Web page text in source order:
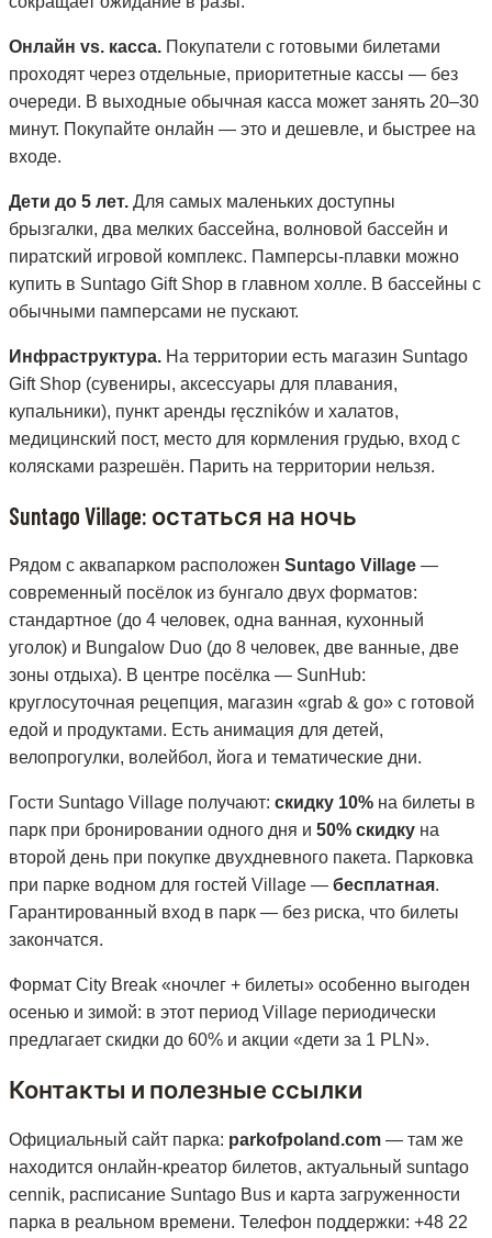
Онлайн vs. касса. Покупатели с готовыми билетами
проходят через отдельные, приоритетные кассы — без
очереди. В выходные обычная касса может занять 20–30
минут. Покупайте онлайн — это и дешевле, и быстрее на
входе.
Дети до 5 лет. Для самых маленьких доступны
брызгалки, два мелких бассейна, волновой бассейн и
пиратский игровой комплекс. Памперсы-плавки можно
купить в Suntago Gift Shop в главном холле. В бассейны с
обычными памперсами не пускают.
Инфраструктура. На территории есть магазин Suntago
Gift Shop (сувениры, аксессуары для плавания,
купальники), пункт аренды ręczników и халатов,
медицинский пост, место для кормления грудью, вход с
колясками разрешён. Парить на территории нельзя.
Suntago Village: остаться на ночь
Рядом с аквапарком расположен Suntago Village —
современный посёлок из бунгало двух форматов:
стандартное (до 4 человек, одна ванная, кухонный
уголок) и Bungalow Duo (до 8 человек, две ванные, две
зоны отдыха). В центре посёлка — SunHub:
круглосуточная рецепция, магазин «grab & go» с готовой
едой и продуктами. Есть анимация для детей,
велопрогулки, волейбол, йога и тематические дни.
Гости Suntago Village получают: скидку 10% на билеты в
парк при бронировании одного дня и 50% скидку на
второй день при покупке двухдневного пакета. Парковка
при парке водном для гостей Village — бесплатная.
Гарантированный вход в парк — без риска, что билеты
закончатся.
Формат City Break «ночлег + билеты» особенно выгоден
осенью и зимой: в этот период Village периодически
предлагает скидки до 60% и акции «дети за 1 PLN».
Контакты и полезные ссылки
Официальный сайт парка: parkofpoland.com — там же
находится онлайн-креатор билетов, актуальный suntago
cennik, расписание Suntago Bus и карта загруженности
парка в реальном времени. Телефон поддержки: +48 22